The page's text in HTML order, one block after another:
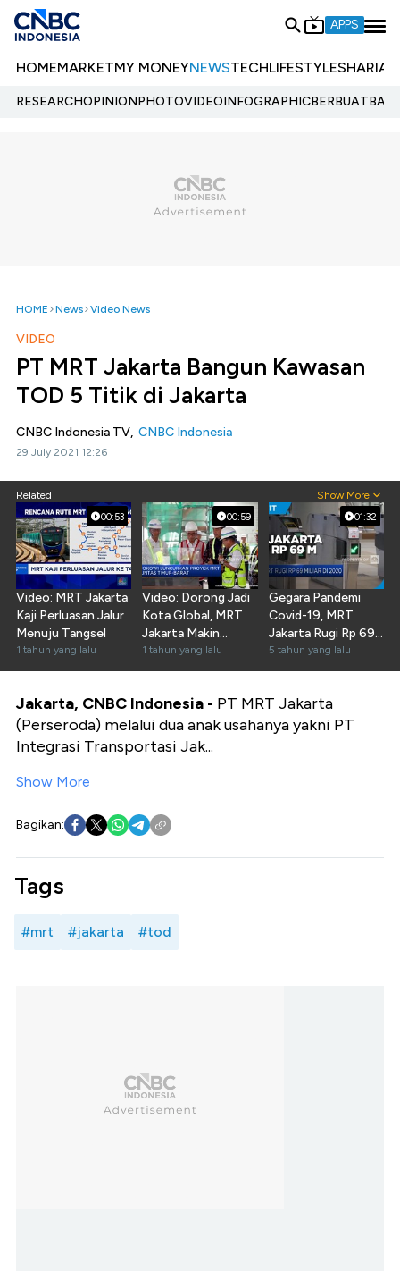
APPS
HOMEMARKETMY MONEYNEWSTECHLIFESTYLESHARIA
RESEARCHOPINIONPHOTOVIDEOINFOGRAPHIC
HOME News Video News
VIDEO
PT MRT Jakarta Bangun Kawasan
TOD 5 Titik di Jakarta
CNBC Indonesia TV, CNBC Indonesia
29 July 2021 12:26
Related Show More
00:53
Video: MRT Jakarta
Kaji Perluasan Jalur
Menuju Tangsel
1 tahun yang lalu
00:59
Video: Dorong Jadi
Kota Global, MRT
Jakarta Makin
Panjang
1 tahun yang lalu
01:32
Gegara Pandemi
Covid-19, MRT
Jakarta Rugi Rp 69
Miliar
5 tahun yang lalu
Jakarta, CNBC Indonesia - PT MRT Jakarta
(Perseroda) melalui dua anak usahanya yakni PT
Integrasi Transportasi Jak...
Show More
Bagikan:
Tags
#mrt #jakarta #tod